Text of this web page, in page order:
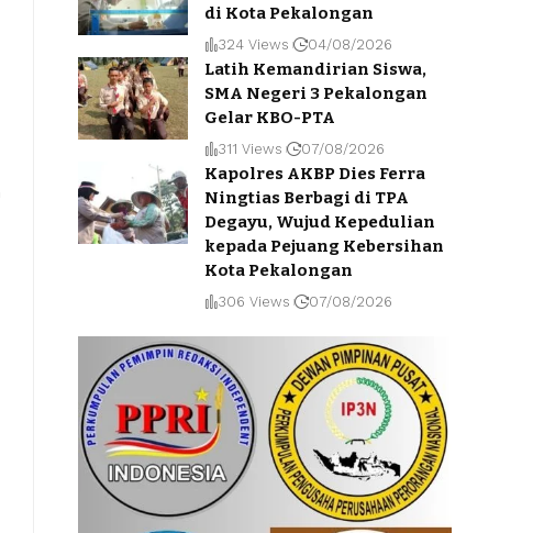
di Kota Pekalongan
324 Views 04/08/2026
Latih Kemandirian Siswa,
SMA Negeri 3 Pekalongan
Gelar KBO-PTA
311 Views 07/08/2026
Kapolres AKBP Dies Ferra
Ningtias Berbagi di TPA
Degayu, Wujud Kepedulian
kepada Pejuang Kebersihan
Kota Pekalongan
306 Views 07/08/2026